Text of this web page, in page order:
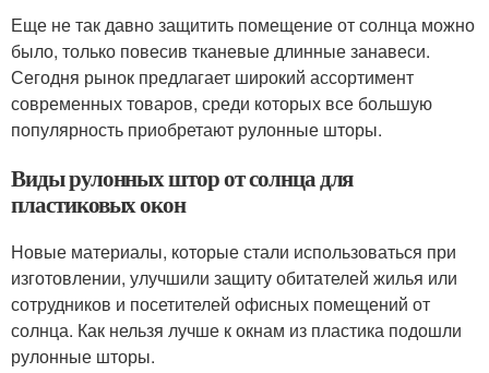
Еще не так давно защитить помещение от солнца можно
было, только повесив тканевые длинные занавеси.
Сегодня рынок предлагает широкий ассортимент
современных товаров, среди которых все большую
популярность приобретают рулонные шторы.
Виды рулонных штор от солнца для
пластиковых окон
Новые материалы, которые стали использоваться при
изготовлении, улучшили защиту обитателей жилья или
сотрудников и посетителей офисных помещений от
солнца. Как нельзя лучше к окнам из пластика подошли
рулонные шторы.